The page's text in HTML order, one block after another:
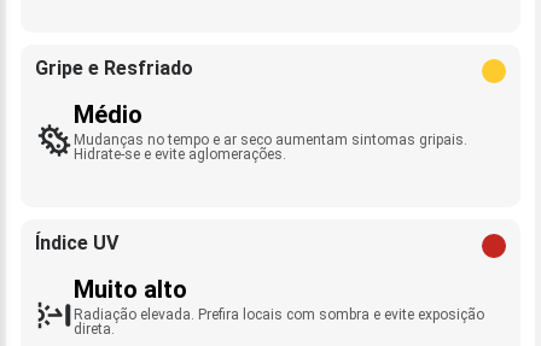
Gripe e Resfriado
Médio
Mudanças no tempo e ar seco aumentam sintomas gripais.
Hidrate-se e evite aglomerações.
Índice UV
Muito alto
Radiação elevada. Prefira locais com sombra e evite exposição
direta.